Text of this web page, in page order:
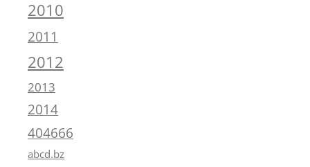
2010
2011
2012
2013
2014
404666
abcd.bz